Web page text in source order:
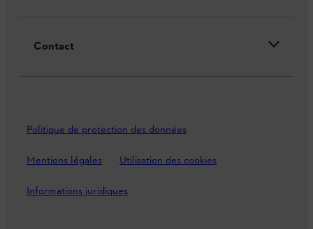
Contact
Politique de protection des données
Mentions légales Utilisation des cookies
Informations juridiques